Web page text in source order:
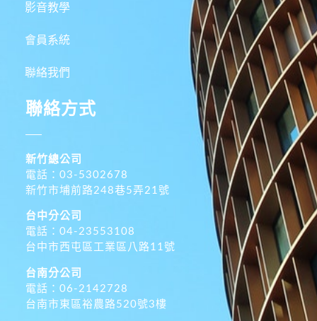
影音教學
會員系統
聯絡我們
聯絡方式
新竹總公司
電話：03-5302678
新竹市埔前路248巷5弄21號
台中分公司
電話：04-23553108
台中市西屯區工業區八路11號
台南分公司
電話：06-2142728
台南市東區裕農路520號3樓